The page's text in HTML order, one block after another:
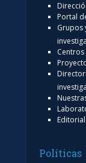
Portal
Grupos
Editorial
Políticas